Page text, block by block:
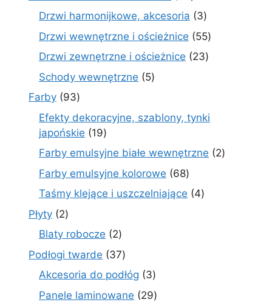
produktów
Drzwi harmonijkowe, akcesoria 33
produkty
Drzwi wewnętrzne i ościeżnice 5555
produktów
Drzwi zewnętrzne i ościeżnice 2323
Schody wewnętrzne 55
Farby 9393
produkty
Efekty dekoracyjne, szablony, tynki
japońskie
1919
produktów
Farby emulsyjne białe wewnętrzne 22
Farby emulsyjne kolorowe 6868
produktów
Taśmy klejące i uszczelniające 44
Płyty 22
produkty
Blaty robocze 22
produkty
Podłogi twarde 3737
produktów
Akcesoria do podłóg 33
produkty
Panele laminowane 2929